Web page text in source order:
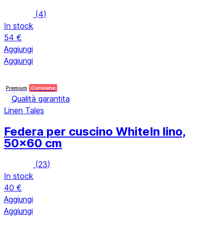
(4)
In stock
54 €
Aggiungi
Aggiungi
Premium Conviene
Qualità garantita
Linen Tales
Federa per cuscino WhiteIn lino,
50x60 cm
(23)
In stock
40 €
Aggiungi
Aggiungi